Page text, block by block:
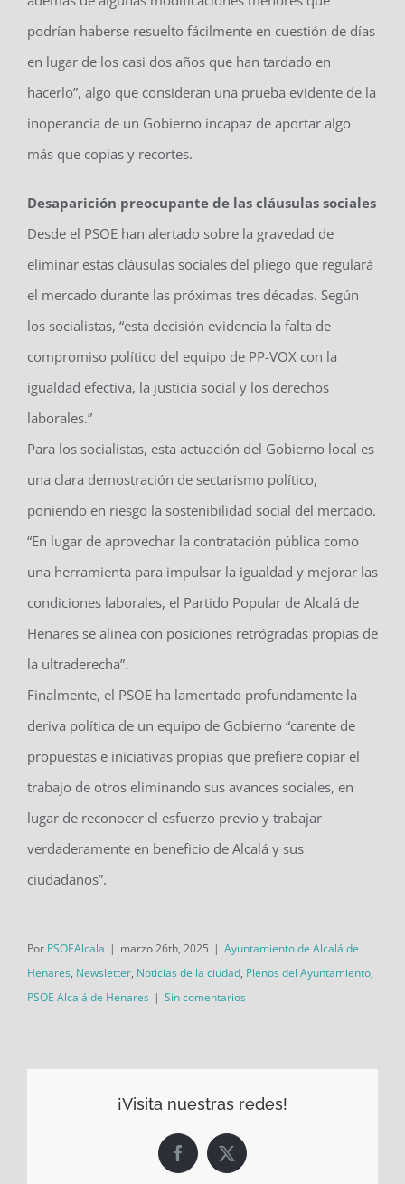
podrían haberse resuelto fácilmente en cuestión de días
en lugar de los casi dos años que han tardado en
hacerlo”, algo que consideran una prueba evidente de la
inoperancia de un Gobierno incapaz de aportar algo
más que copias y recortes.
Desaparición preocupante de las cláusulas sociales
Desde el PSOE han alertado sobre la gravedad de
eliminar estas cláusulas sociales del pliego que regulará
el mercado durante las próximas tres décadas. Según
los socialistas, “esta decisión evidencia la falta de
compromiso político del equipo de PP-VOX con la
igualdad efectiva, la justicia social y los derechos
laborales.”
Para los socialistas, esta actuación del Gobierno local es
una clara demostración de sectarismo político,
poniendo en riesgo la sostenibilidad social del mercado.
“En lugar de aprovechar la contratación pública como
una herramienta para impulsar la igualdad y mejorar las
condiciones laborales, el Partido Popular de Alcalá de
Henares se alinea con posiciones retrógradas propias de
la ultraderecha”.
Finalmente, el PSOE ha lamentado profundamente la
deriva política de un equipo de Gobierno “carente de
propuestas e iniciativas propias que prefiere copiar el
trabajo de otros eliminando sus avances sociales, en
lugar de reconocer el esfuerzo previo y trabajar
verdaderamente en beneficio de Alcalá y sus
ciudadanos”.
Por PSOEAlcala | marzo 26th, 2025 | Ayuntamiento de Alcalá de
Henares, Newsletter, Noticias de la ciudad, Plenos del Ayuntamiento,
PSOE Alcalá de Henares | Sin comentarios
¡Visita nuestras redes!
Facebook
X